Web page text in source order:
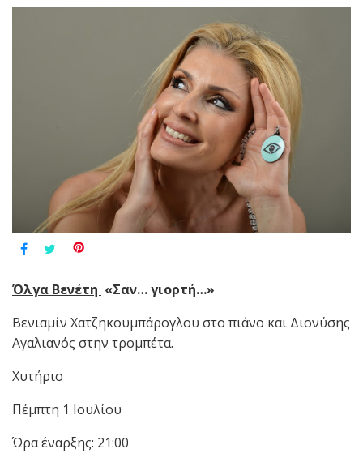
Όλγα Βενέτη «Σαν…γιορτή…»
Βενιαμίν Χατζηκουμπάρογλου στο πιάνο και Διονύσης
Αγαλιανός στην τρομπέτα.
Χυτήριο
Πέμπτη 1 Ιουλίου
Ώρα έναρξης: 21:00